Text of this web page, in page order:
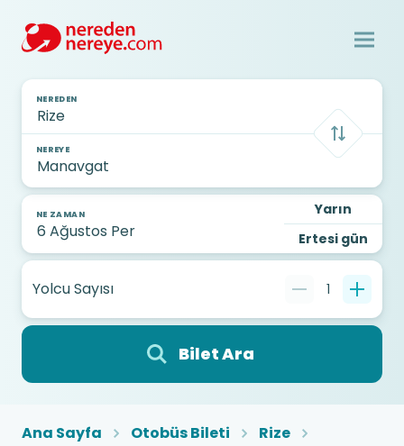
NEREDEN
NEREYE
NE ZAMAN
Yarın
Ertesi gün
Yolcu Sayısı 1
Bilet Ara
Ana Sayfa Otobüs Bileti
Rize